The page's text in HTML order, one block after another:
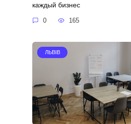
каждый бизнес
0 165
ЛЬВІВ